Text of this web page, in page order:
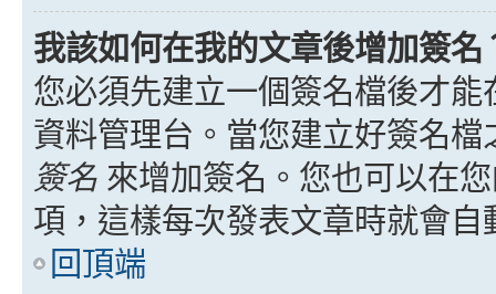
我該如何在我的文章後增加簽名
您必須先建立一個簽名檔後才
資料管理台。當您建立好簽名
簽名 來增加簽名。您也可以在
項，這樣每次發表文章時就會自
回頂端